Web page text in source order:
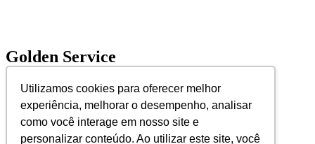
Utilizamos cookies para oferecer melhor
experiência, melhorar o desempenho, analisar
como você interage em nosso site e
personalizar conteúdo. Ao utilizar este site, você
Golden Service
Saiba Mais